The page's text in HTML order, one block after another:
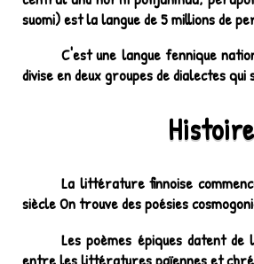
suomi) est la langue de 5 millions de
C'est une langue fennique
divise en deux groupes de dialectes
La littérature finnoise
siècle On trouve des poésies
Les poèmes épiques datent
entre les littératures païennes et